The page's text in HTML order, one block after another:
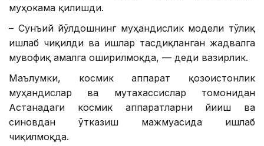
муҳокама қилишди.
– Сунъий йўлдошнинг муҳандислик модели тўлиқ
ишлаб чиқилди ва ишлар тасдиқланган жадвалга
мувофиқ амалга оширилмоқда, — деди вазирлик.
Маълумки, космик аппарат қозоғистонлик
муҳандислар ва мутахассислар томонидан
Астанадаги космик аппаратларни йиғиш ва
синовдан ўтказиш мажмуасида ишлаб
чиқилмоқда.